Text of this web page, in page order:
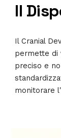
Il
Il Cranial
permette di
preciso e
monitorare